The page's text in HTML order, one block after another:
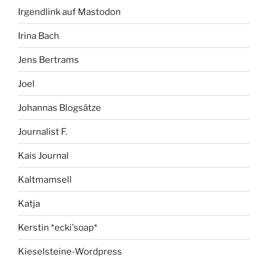
Irgendlink auf Mastodon
Irina Bach
Jens Bertrams
Joel
Johannas Blogsätze
Journalist F.
Kais Journal
Kaltmamsell
Katja
Kerstin *ecki'soap*
Kieselsteine-Wordpress